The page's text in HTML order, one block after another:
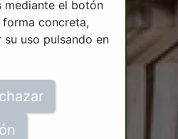
mediante el botón
forma concreta,
uso pulsando en